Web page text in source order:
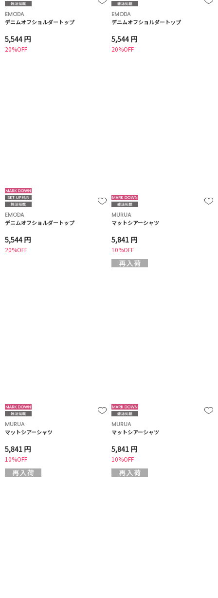
EMODA
デニムオフショルダートップ
5,544 円
20%OFF
EMODA
デニムオフショルダートップ
5,544 円
20%OFF
EMODA
デニムオフショルダートップ
5,544 円
20%OFF
MURUA
マットシアーシャツ
5,841 円
10%OFF
MURUA
マットシアーシャツ
5,841 円
10%OFF
MURUA
マットシアーシャツ
5,841 円
10%OFF